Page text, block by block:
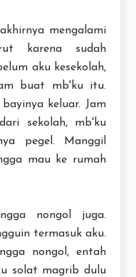
mengalami
karena sudah
aku kesekolah,
buat mb'ku itu.
keluar. Jam
sekolah, mb'ku
pegel. Manggil
mau ke rumah
nongol juga.
termasuk aku.
nongol, entah
solat magrib dulu